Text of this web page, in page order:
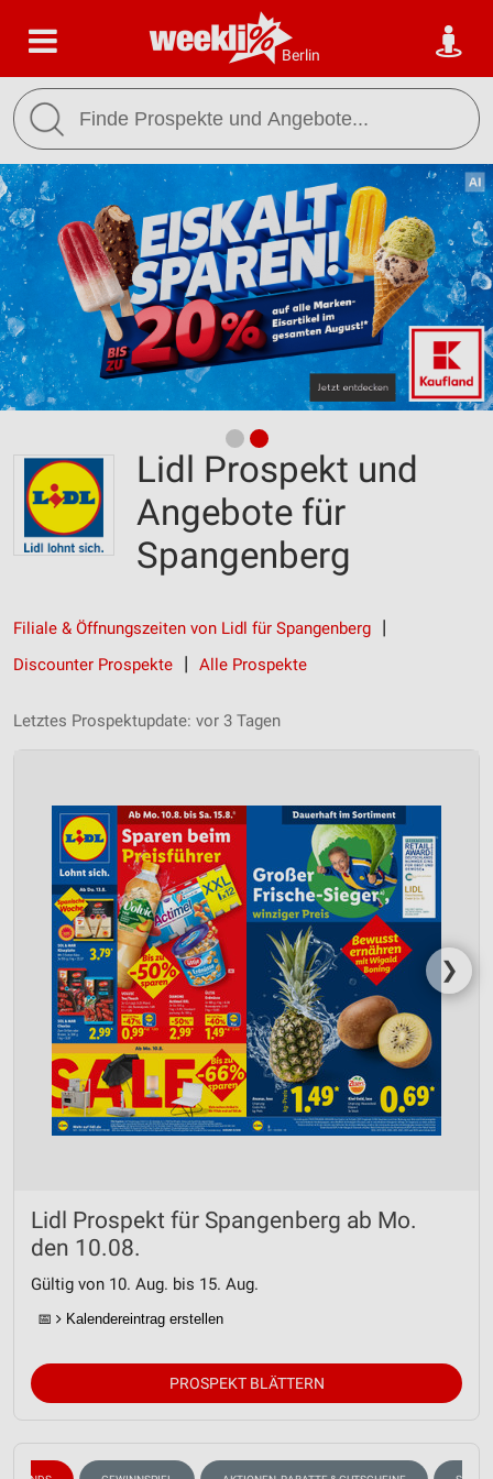
Berlin
Lidl Prospekt und
Angebote für
Spangenberg
Filiale & Öffnungszeiten von Lidl für Spangenberg
Discounter Prospekte
Alle Prospekte
Letztes Prospektupdate: vor 3 Tagen
❯
Lidl Prospekt für Spangenberg ab Mo.
den 10.08.
Gültig von 10. Aug. bis 15. Aug.
📅 Kalendereintrag erstellen
PROSPEKT BLÄTTERN